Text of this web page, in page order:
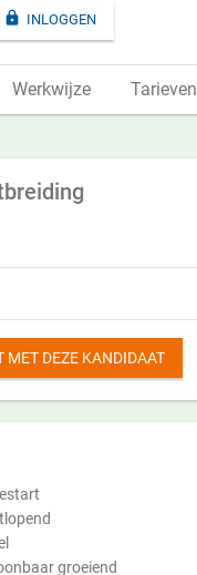
MET DEZE KANDIDAAT
groeiend
 INLOGGEN
Werkwijze Tarieven